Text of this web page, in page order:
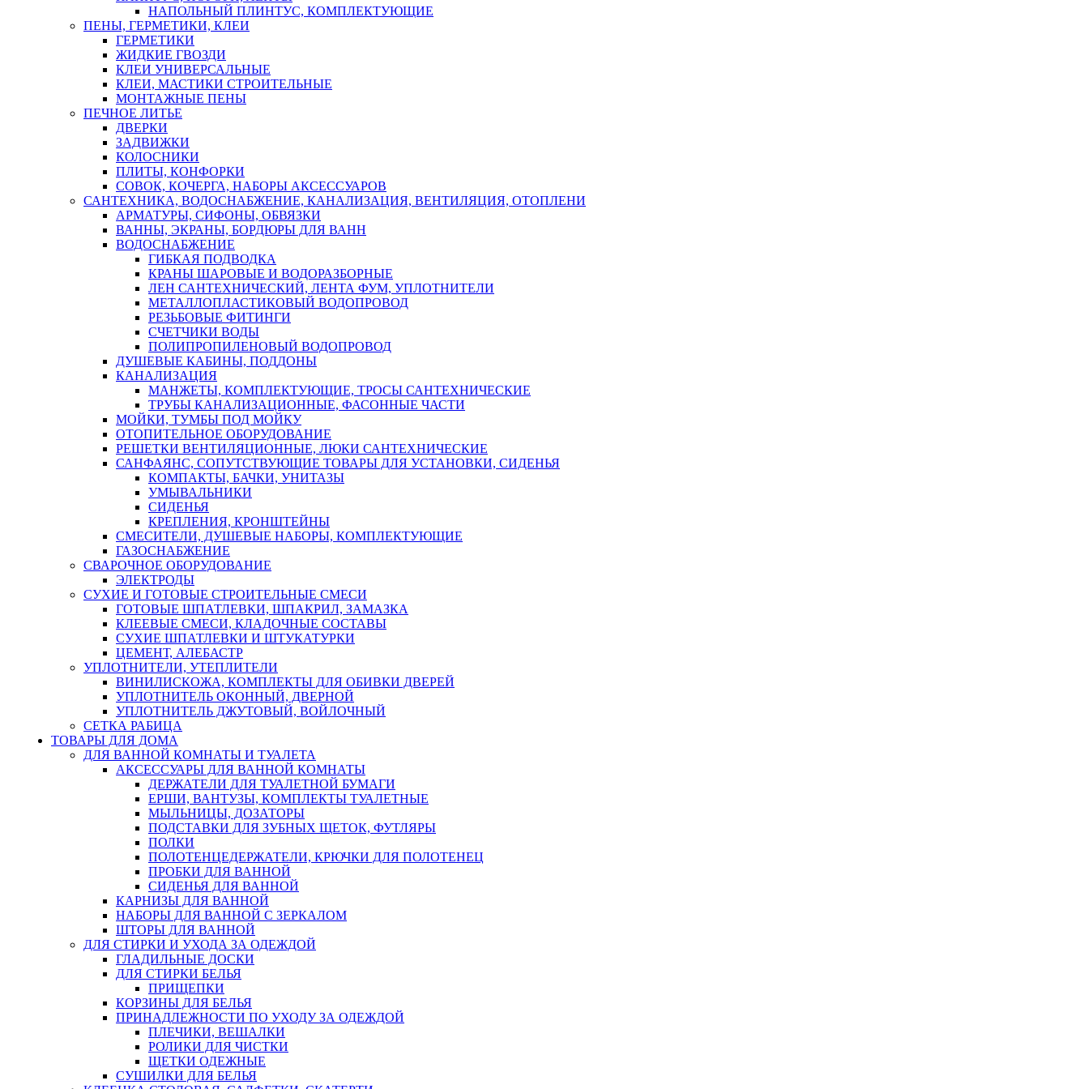
НАПОЛЬНЫЙ ПЛИНТУС, КОМПЛЕКТУЮЩИЕ
ПЕНЫ, ГЕРМЕТИКИ, КЛЕИ
ГЕРМЕТИКИ
ЖИДКИЕ ГВОЗДИ
КЛЕИ УНИВЕРСАЛЬНЫЕ
КЛЕИ, МАСТИКИ СТРОИТЕЛЬНЫЕ
МОНТАЖНЫЕ ПЕНЫ
ПЕЧНОЕ ЛИТЬЕ
ДВЕРКИ
ЗАДВИЖКИ
КОЛОСНИКИ
ПЛИТЫ, КОНФОРКИ
СОВОК, КОЧЕРГА, НАБОРЫ АКСЕССУАРОВ
САНТЕХНИКА, ВОДОСНАБЖЕНИЕ, КАНАЛИЗАЦИЯ, ВЕНТИЛЯЦИЯ, ОТОПЛЕНИ
АРМАТУРЫ, СИФОНЫ, ОБВЯЗКИ
ВАННЫ, ЭКРАНЫ, БОРДЮРЫ ДЛЯ ВАНН
ВОДОСНАБЖЕНИЕ
ГИБКАЯ ПОДВОДКА
КРАНЫ ШАРОВЫЕ И ВОДОРАЗБОРНЫЕ
ЛЕН САНТЕХНИЧЕСКИЙ, ЛЕНТА ФУМ, УПЛОТНИТЕЛИ
МЕТАЛЛОПЛАСТИКОВЫЙ ВОДОПРОВОД
РЕЗЬБОВЫЕ ФИТИНГИ
СЧЕТЧИКИ ВОДЫ
ПОЛИПРОПИЛЕНОВЫЙ ВОДОПРОВОД
ДУШЕВЫЕ КАБИНЫ, ПОДДОНЫ
КАНАЛИЗАЦИЯ
МАНЖЕТЫ, КОМПЛЕКТУЮЩИЕ, ТРОСЫ САНТЕХНИЧЕСКИЕ
ТРУБЫ КАНАЛИЗАЦИОННЫЕ, ФАСОННЫЕ ЧАСТИ
МОЙКИ, ТУМБЫ ПОД МОЙКУ
ОТОПИТЕЛЬНОЕ ОБОРУДОВАНИЕ
РЕШЕТКИ ВЕНТИЛЯЦИОННЫЕ, ЛЮКИ САНТЕХНИЧЕСКИЕ
САНФАЯНС, СОПУТСТВУЮЩИЕ ТОВАРЫ ДЛЯ УСТАНОВКИ, СИДЕНЬЯ
КОМПАКТЫ, БАЧКИ, УНИТАЗЫ
УМЫВАЛЬНИКИ
СИДЕНЬЯ
КРЕПЛЕНИЯ, КРОНШТЕЙНЫ
СМЕСИТЕЛИ, ДУШЕВЫЕ НАБОРЫ, КОМПЛЕКТУЮЩИЕ
ГАЗОСНАБЖЕНИЕ
СВАРОЧНОЕ ОБОРУДОВАНИЕ
ЭЛЕКТРОДЫ
СУХИЕ И ГОТОВЫЕ СТРОИТЕЛЬНЫЕ СМЕСИ
ГОТОВЫЕ ШПАТЛЕВКИ, ШПАКРИЛ, ЗАМАЗКА
КЛЕЕВЫЕ СМЕСИ, КЛАДОЧНЫЕ СОСТАВЫ
СУХИЕ ШПАТЛЕВКИ И ШТУКАТУРКИ
ЦЕМЕНТ, АЛЕБАСТР
УПЛОТНИТЕЛИ, УТЕПЛИТЕЛИ
ВИНИЛИСКОЖА, КОМПЛЕКТЫ ДЛЯ ОБИВКИ ДВЕРЕЙ
УПЛОТНИТЕЛЬ ОКОННЫЙ, ДВЕРНОЙ
УПЛОТНИТЕЛЬ ДЖУТОВЫЙ, ВОЙЛОЧНЫЙ
СЕТКА РАБИЦА
ТОВАРЫ ДЛЯ ДОМА
ДЛЯ ВАННОЙ КОМНАТЫ И ТУАЛЕТА
АКСЕССУАРЫ ДЛЯ ВАННОЙ КОМНАТЫ
ДЕРЖАТЕЛИ ДЛЯ ТУАЛЕТНОЙ БУМАГИ
ЕРШИ, ВАНТУЗЫ, КОМПЛЕКТЫ ТУАЛЕТНЫЕ
МЫЛЬНИЦЫ, ДОЗАТОРЫ
ПОДСТАВКИ ДЛЯ ЗУБНЫХ ЩЕТОК, ФУТЛЯРЫ
ПОЛКИ
ПОЛОТЕНЦЕДЕРЖАТЕЛИ, КРЮЧКИ ДЛЯ ПОЛОТЕНЕЦ
ПРОБКИ ДЛЯ ВАННОЙ
СИДЕНЬЯ ДЛЯ ВАННОЙ
КАРНИЗЫ ДЛЯ ВАННОЙ
НАБОРЫ ДЛЯ ВАННОЙ С ЗЕРКАЛОМ
ШТОРЫ ДЛЯ ВАННОЙ
ДЛЯ СТИРКИ И УХОДА ЗА ОДЕЖДОЙ
ГЛАДИЛЬНЫЕ ДОСКИ
ДЛЯ СТИРКИ БЕЛЬЯ
ПРИЩЕПКИ
КОРЗИНЫ ДЛЯ БЕЛЬЯ
ПРИНАДЛЕЖНОСТИ ПО УХОДУ ЗА ОДЕЖДОЙ
ПЛЕЧИКИ, ВЕШАЛКИ
РОЛИКИ ДЛЯ ЧИСТКИ
ЩЕТКИ ОДЕЖНЫЕ
СУШИЛКИ ДЛЯ БЕЛЬЯ